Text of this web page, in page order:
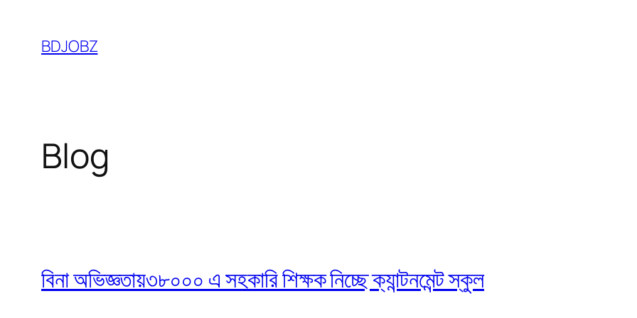
content
BDJOBZ
Blog
বিনা অভিজ্ঞতায়৩৮০০০ এ সহকারি শিক্ষক নিচ্ছে ক্যান্টনমেন্ট স্কুল